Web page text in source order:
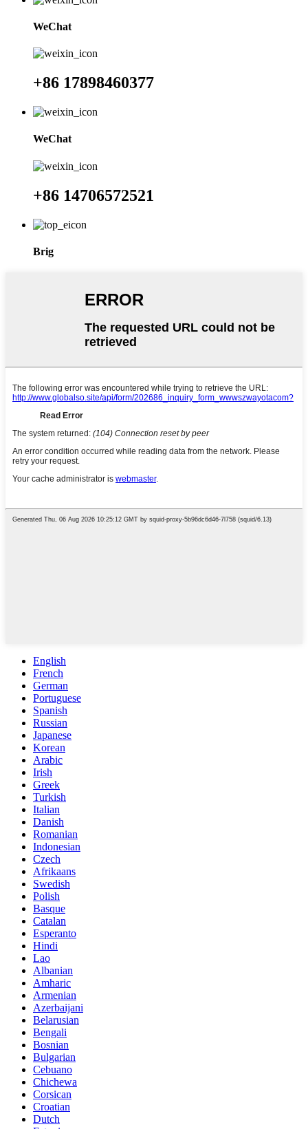
WeChat
+86 17898460377
WeChat
+86 14706572521
Brig
English
French
German
Portuguese
Spanish
Russian
Japanese
Korean
Arabic
Irish
Greek
Turkish
Italian
Danish
Romanian
Indonesian
Czech
Afrikaans
Swedish
Polish
Basque
Catalan
Esperanto
Hindi
Lao
Albanian
Amharic
Armenian
Azerbaijani
Belarusian
Bengali
Bosnian
Bulgarian
Cebuano
Chichewa
Corsican
Croatian
Dutch